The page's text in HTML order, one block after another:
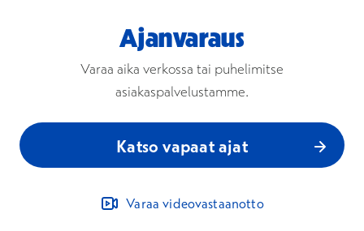
Ajanvaraus
Varaa aika verkossa tai puhelimitse
asiakaspalvelustamme.
Katso vapaat ajat
Varaa videovastaanotto